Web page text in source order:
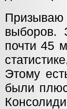
Призываю
выборов.
почти 45
Этому
были